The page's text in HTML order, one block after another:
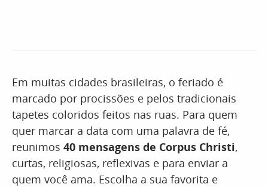
Em muitas cidades brasileiras, o feriado é
marcado por procissões e pelos tradicionais
tapetes coloridos feitos nas ruas. Para quem
quer marcar a data com uma palavra de fé,
reunimos 40 mensagens de Corpus Christi,
curtas, religiosas, reflexivas e para enviar a
quem você ama. Escolha a sua favorita e